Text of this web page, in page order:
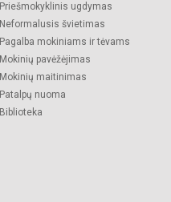
Priešmokyklinis ugdymas
Neformalusis švietimas
Pagalba mokiniams ir tėvams
Mokinių pavėžėjimas
Mokinių maitinimas
Patalpų nuoma
Biblioteka